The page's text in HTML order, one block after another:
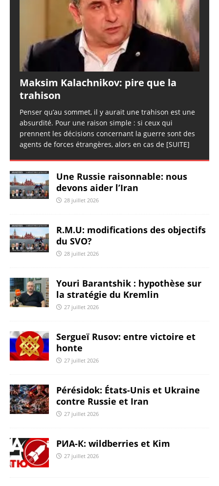
Maksim Kalachnikov: pire que la
trahison
Penser qu’au sommet, il y aurait une trahison est une
absurdité. Pour une raison simple : si ceux qui
prennent les décisions concernant la guerre sont des
agents de forces étrangères, alors en cas de [SUITE]
Une Russie raisonnable: nous
devons aider l’Iran
28 juillet 2026
R.M.U: modifications des objectifs
du SVO?
28 juillet 2026
Youri Barantshik : hypothèse sur
la stratégie du Kremlin
27 juillet 2026
Sergueï Rusov: entre victoire et
honte
27 juillet 2026
Pérésidok: États-Unis et Ukraine
contre Russie et Iran
27 juillet 2026
РИА-К: wildberries et Kim
27 juillet 2026